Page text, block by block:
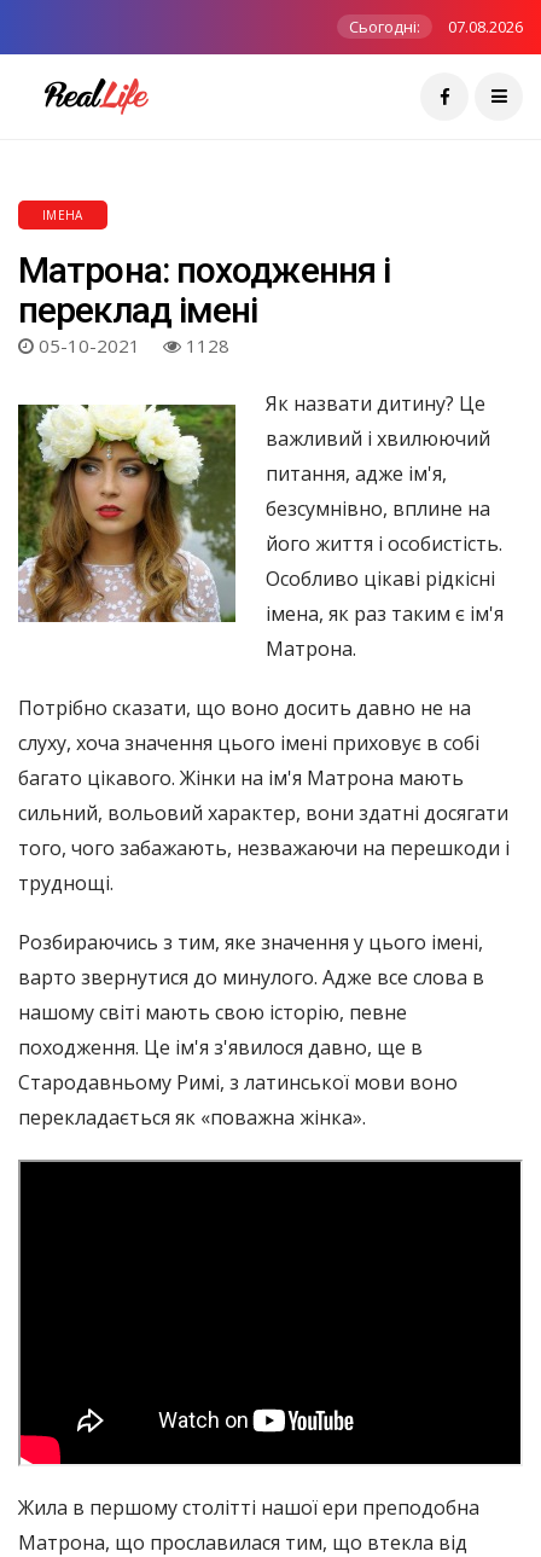
Сьогодні: 07.08.2026
ІМЕНА
Матрона: походження і
переклад імені
05-10-2021 1128
Як назвати дитину? Це
важливий і хвилюючий
питання, адже ім'я,
безсумнівно, вплине на
його життя і особистість.
Особливо цікаві рідкісні
імена, як раз таким є ім'я
Матрона.
Потрібно сказати, що воно досить давно не на
слуху, хоча значення цього імені приховує в собі
багато цікавого. Жінки на ім'я Матрона мають
сильний, вольовий характер, вони здатні досягати
того, чого забажають, незважаючи на перешкоди і
труднощі.
Розбираючись з тим, яке значення у цього імені,
варто звернутися до минулого. Адже все слова в
нашому світі мають свою історію, певне
походження. Це ім'я з'явилося давно, ще в
Стародавньому Римі, з латинської мови воно
перекладається як «поважна жінка».
Жила в першому столітті нашої ери преподобна
Матрона, що прославилася тим, що втекла від